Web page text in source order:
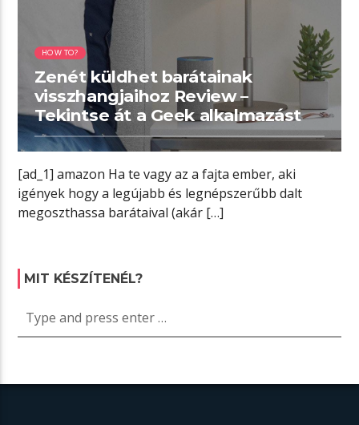
HOW TO?
Zenét küldhet barátainak
visszhangjaihoz Review –
Tekintse át a Geek alkalmazást
[ad_1] amazon Ha te vagy az a fajta ember, aki
igények hogy a legújabb és legnépszerűbb dalt
megoszthassa barátaival (akár […]
MIT KÉSZÍTENÉL?